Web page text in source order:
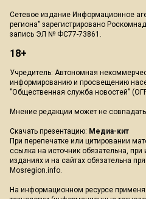
Сетевое издание Информационное
региона" зарегистрировано
запись ЭЛ № ФС77-73861.
18+
Учредитель: Автономная
информированию и просвещению
"Общественная служба новостей"
Мнение редакции может не
Скачать презентацию: Медиа-кит
При перепечатке или цитировании
ссылка на источник обязательна, при
изданиях и на сайтах обязательна
Mosregion.info.
На информационном ресурсе